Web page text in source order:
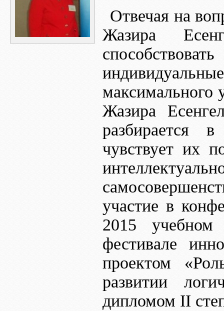
Отвечая на
Жазира
максимального
Жазира
разбирается
чувствует их
участие в
2015 учебном
фестивале
проектом
развитии
дипломом II